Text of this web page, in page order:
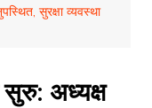
सुरक्षा व्यवस्था
सुरु: अध्यक्ष